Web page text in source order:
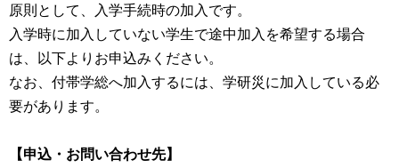
原則として、入学手続時の加入です。
入学時に加入していない学生で途中加入を希望する場合
は、以下よりお申込みください。
なお、付帯学総へ加入するには、学研災に加入している必
要があります。
【申込・お問い合わせ先】